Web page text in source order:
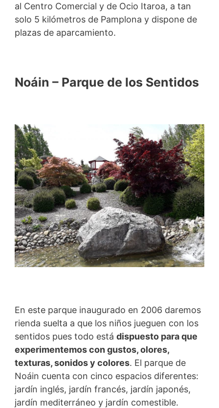
al Centro Comercial y de Ocio Itaroa, a tan
solo 5 kilómetros de Pamplona y dispone de
plazas de aparcamiento.
Noáin – Parque de los Sentidos
En este parque inaugurado en 2006 daremos
rienda suelta a que los niños jueguen con los
sentidos pues todo está dispuesto para que
experimentemos con gustos, olores,
texturas, sonidos y colores. El parque de
Noáin cuenta con cinco espacios diferentes:
jardín inglés, jardín francés, jardín japonés,
jardín mediterráneo y jardín comestible.